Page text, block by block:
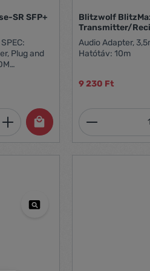
(USB
A
kell
vagy a
vagy használja a
SR SFP+
Plug and
Adja meg a kívánt
Blitzwolf
Transmitter/
Audio Adapter,
Hatótáv: 10m
9 230 Ft